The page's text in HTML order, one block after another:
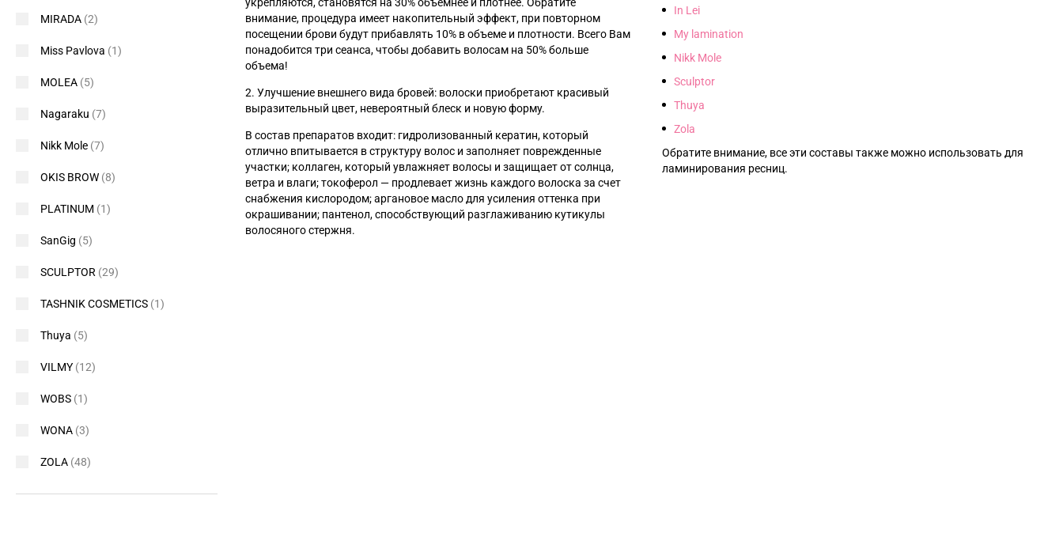
внимание, процедура имеет накопительный эффект, при повторном
посещении брови будут прибавлять 10% в объеме и плотности. Всего Вам
понадобится три сеанса, чтобы добавить волосам на 50% больше
объема!
2. Улучшение внешнего вида бровей: волоски приобретают красивый
выразительный цвет, невероятный блеск и новую форму.
В состав препаратов входит: гидролизованный кератин, который
отлично впитывается в структуру волос и заполняет поврежденные
участки; коллаген, который увлажняет волосы и защищает от солнца,
ветра и влаги; токоферол — продлевает жизнь каждого волоска за счет
снабжения кислородом; аргановое масло для усиления оттенка при
окрашивании; пантенол, способствующий разглаживанию кутикулы
волосяного стержня.
In Lei
My lamination
Nikk Mole
Sculptor
Thuya
Zola
Обратите внимание, все эти составы также можно использовать для
ламинирования ресниц.
MIRADA (2)
Miss Pavlova (1)
MOLEA (5)
Nagaraku (7)
Nikk Mole (7)
OKIS BROW (8)
PLATINUM (1)
SanGig (5)
SCULPTOR (29)
TASHNIK COSMETICS (1)
Thuya (5)
VILMY (12)
WOBS (1)
WONA (3)
ZOLA (48)